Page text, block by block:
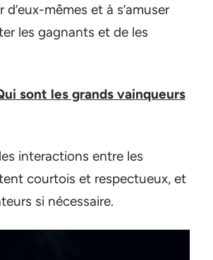
mêmes et à s’amuser
les gagnants et de les
sont les grands vainqueurs
interactions entre les
courtois et respectueux, et
si nécessaire.